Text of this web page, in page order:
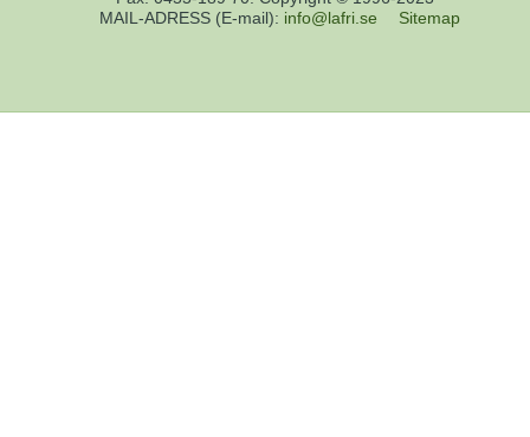
MAIL-ADRESS (E-mail): info@lafri.se Sitemap